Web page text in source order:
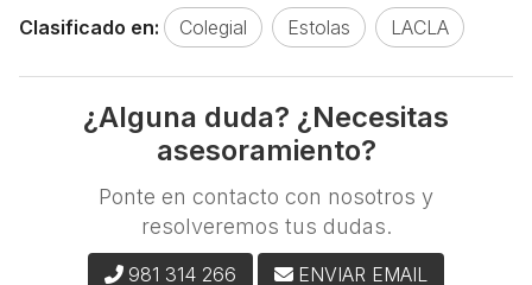
Clasificado en: Colegial Estolas LACLA
¿Alguna duda? ¿Necesitas
asesoramiento?
Ponte en contacto con nosotros y
resolveremos tus dudas.
981 314 266 ENVIAR EMAIL